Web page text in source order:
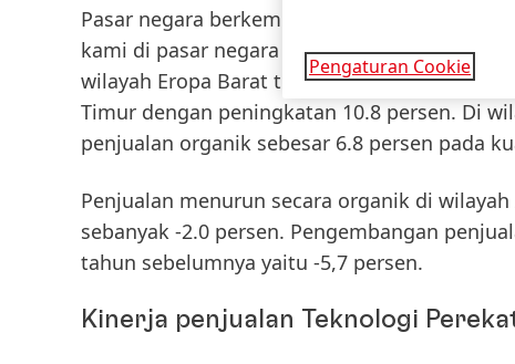
Pasar negara berkembang
mencatat
kami di pasar negara majumenurun -2,8
wilayah Eropa Barat turun -4.6 persen.
Timur dengan peningkatan 10.8 persen. Di
penjualan organik sebesar 6.8 persen pada
Penjualan menurun secara organik di
sebanyak -2.0 persen. Pengembangan
tahun sebelumnya yaitu -5,7 persen.
Kinerja penjualan Teknologi
Pengaturan Cookie